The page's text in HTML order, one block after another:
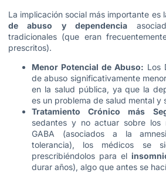
La implicación social más importante es
de abuso y dependencia
tradicionales (que eran
prescritos).
Menor Potencial de Abuso: Los
de abuso significativamente
en la salud pública, ya que la
es un problema de salud mental y
Tratamiento Crónico más
sedantes y no actuar sobre los
GABA (asociados a la
tolerancia), los médicos se
prescribiéndolos para el
durar años), algo que antes se